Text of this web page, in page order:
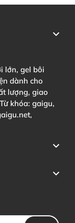
lớn, gel bôi
dành cho
lượng, giao
khóa: gaigu,